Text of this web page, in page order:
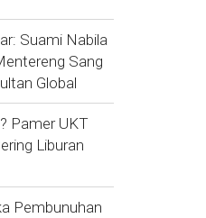
Suami Nabila
Sang
Global
Pamer UKT
Liburan
Pembunuhan